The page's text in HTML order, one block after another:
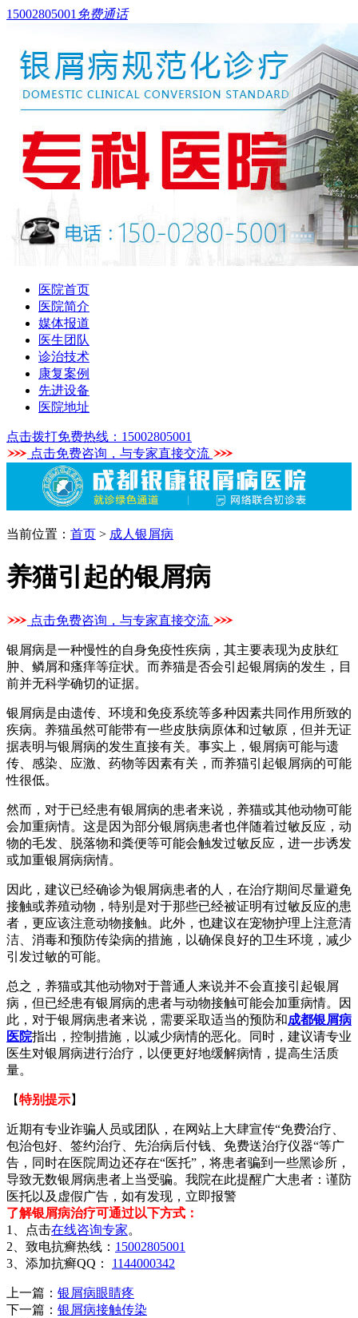
15002805001 免费通话
医院首页
医院简介
媒体报道
医生团队
诊治技术
康复案例
先进设备
医院地址
点击拨打免费热线：15002805001
点击免费咨询，与专家直接交流
当前位置： 首页 > 成人银屑病
养猫引起的银屑病
点击免费咨询，与专家直接交流
银屑病是一种慢性的自身免疫性疾病，其主要表现为皮肤红
肿、鳞屑和瘙痒等症状。而养猫是否会引起银屑病的发生，目
前并无科学确切的证据。
银屑病是由遗传、环境和免疫系统等多种因素共同作用所致的
疾病。养猫虽然可能带有一些皮肤病原体和过敏原，但并无证
据表明与银屑病的发生直接有关。事实上，银屑病可能与遗
传、感染、应激、药物等因素有关，而养猫引起银屑病的可能
性很低。
然而，对于已经患有银屑病的患者来说，养猫或其他动物可能
会加重病情。这是因为部分银屑病患者也伴随着过敏反应，动
物的毛发、脱落物和粪便等可能会触发过敏反应，进一步诱发
或加重银屑病病情。
因此，建议已经确诊为银屑病患者的人，在治疗期间尽量避免
接触或养殖动物，特别是对于那些已经被证明有过敏反应的患
者，更应该注意动物接触。此外，也建议在宠物护理上注意清
洁、消毒和预防传染病的措施，以确保良好的卫生环境，减少
引发过敏的可能。
总之，养猫或其他动物对于普通人来说并不会直接引起银屑
病，但已经患有银屑病的患者与动物接触可能会加重病情。因
此，对于银屑病患者来说，需要采取适当的预防和成都银屑病
医院指出，控制措施，以减少病情的恶化。同时，建议请专业
医生对银屑病进行治疗，以便更好地缓解病情，提高生活质
量。
【特别提示】
近期有专业诈骗人员或团队，在网站上大肆宣传“免费治疗、
包治包好、签约治疗、先治病后付钱、免费送治疗仪器“等广
告，同时在医院周边还存在“医托”，将患者骗到一些黑诊所，
导致无数银屑病患者上当受骗。我院在此提醒广大患者：谨防
医托以及虚假广告，如有发现，立即报警
了解银屑病治疗可通过以下方式：
1、点击在线咨询专家。
2、致电抗癣热线： 15002805001
3、添加抗癣QQ： 1144000342
上一篇： 银屑病眼睛疼
下一篇： 银屑病接触传染